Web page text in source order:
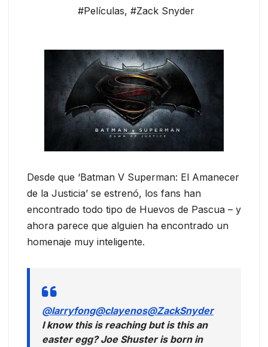
#Películas, #Zack Snyder
Desde que ‘Batman V Superman: El Amanecer
de la Justicia’ se estrenó, los fans han
encontrado todo tipo de Huevos de Pascua – y
ahora parece que alguien ha encontrado un
homenaje muy inteligente.
@larryfong@clayenos@ZackSnyder
I know this is reaching but is this an
easter egg? Joe Shuster is born in